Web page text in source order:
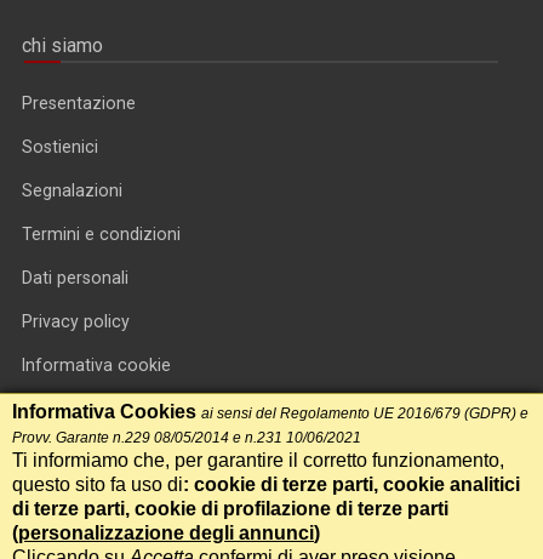
chi siamo
Presentazione
Sostienici
Segnalazioni
Termini e condizioni
Dati personali
Privacy policy
Informativa cookie
RSS feed
RSS Top News
Contatti
Informativa Cookies ai sensi del Regolamento UE 2016/679 (GDPR) e
Provv. Garante n.229 08/05/2014 e n.231 10/06/2021
Ti informiamo che, per garantire il corretto funzionamento,
questo sito fa uso di: cookie di terze parti, cookie analitici
di terze parti, cookie di profilazione di terze parti
(personalizzazione degli annunci)